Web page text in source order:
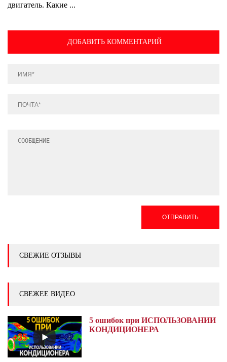
двигатель. Какие ...
ДОБАВИТЬ КОММЕНТАРИЙ
ОТПРАВИТЬ
СВЕЖИЕ ОТЗЫВЫ
СВЕЖЕЕ ВИДЕО
5 ошибок при ИСПОЛЬЗОВАНИИ
КОНДИЦИОНЕРА